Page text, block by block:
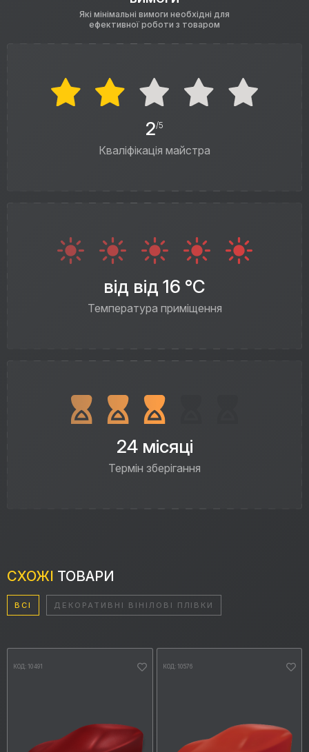
Які мінімальні вимоги необхідні для
ефективної роботи з товаром
2/5
Кваліфікація майстра
від від 16 °C
Температура приміщення
24 місяці
Термін зберігання
СХОЖІ ТОВАРИ
ВСІ ДЕКОРАТИВНІ ВІНІЛОВІ ПЛІВКИ
КОД: 10491 КОД: 10576